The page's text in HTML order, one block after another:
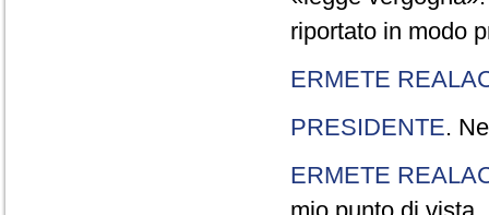
riportato in modo
ERMETE
PRESIDENTE.
ERMETE